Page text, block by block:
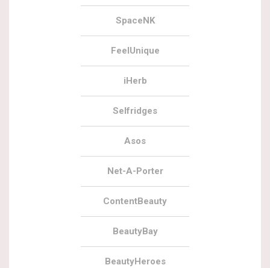
SpaceNK
FeelUnique
iHerb
Selfridges
Asos
Net-A-Porter
ContentBeauty
BeautyBay
BeautyHeroes